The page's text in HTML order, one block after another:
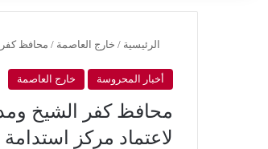
الرئيسية / خارج العاصمة / محافظ كفر
أخبار المحروسة خارج العاصمة
محافظ كفر الشيخ
لاعتماد مركز استدامة